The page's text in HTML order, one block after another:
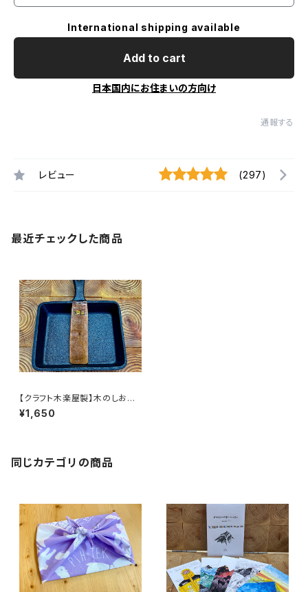
International shipping available
Add to cart
日本国内にお住まいの方向け
通報する
レビュー (297)
最近チェックした商品
【クラフト木楽屋製】木のしおり
／ノラネコさん
¥1,650
同じカテゴリの商品